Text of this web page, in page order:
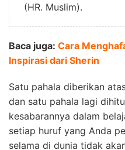
(HR. Muslim).
Baca juga: Cara
Inspirasi dari Sherin
Satu pahala diberikan
dan satu pahala lagi
kesabarannya dalam
setiap huruf yang Anda
selama di dunia tidak